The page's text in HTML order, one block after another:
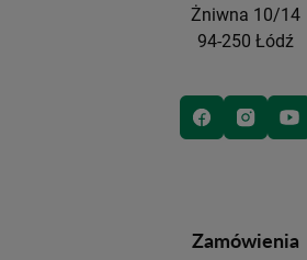
Zamówienia
Żniwna 10/14
94-250 Łódź